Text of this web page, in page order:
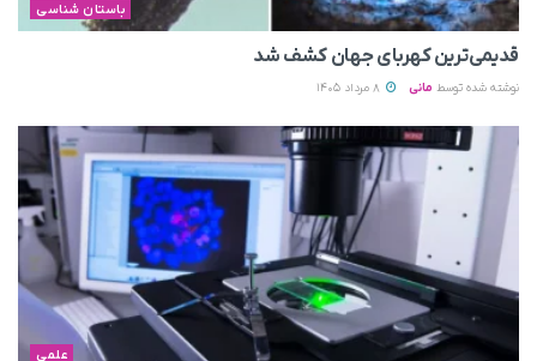
باستان شناسی
قدیمی‌ترین کهربای جهان کشف شد
نوشته شده توسط مانی
علمی